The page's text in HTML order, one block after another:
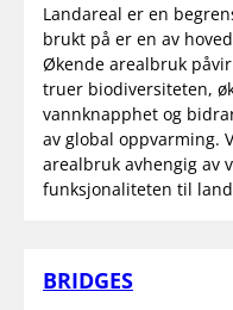
Landareal er en
brukt på er en av
Økende arealbruk
truer biodiversiteten,
vannknapphet og
av global oppvarming.
arealbruk avhengig av
funksjonaliteten til
BRIDGES